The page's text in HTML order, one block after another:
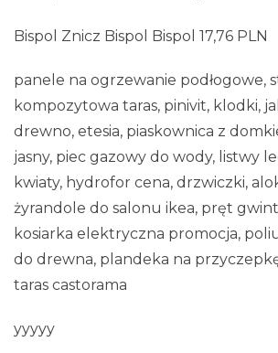
Bispol Znicz Bispol Bispol 17,76 PLN
panele na ogrzewanie podłogowe,
kompozytowa taras, pinivit, klodki,
drewno, etesia, piaskownica z
jasny, piec gazowy do wody, listwy
kwiaty, hydrofor cena, drzwiczki,
żyrandole do salonu ikea, pręt
kosiarka elektryczna promocja,
do drewna, plandeka na
taras castorama
yyyyy